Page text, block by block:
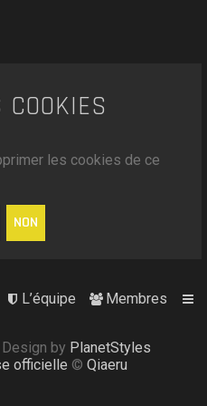
les cookies de ce
Membres
L’équipe
Design by PlanetStyles
officielle © Qiaeru